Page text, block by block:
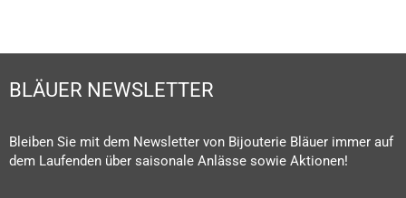
BLÄUER NEWSLETTER
Bleiben Sie mit dem Newsletter von Bijouterie Bläuer immer auf
dem Laufenden über saisonale Anlässe sowie Aktionen!